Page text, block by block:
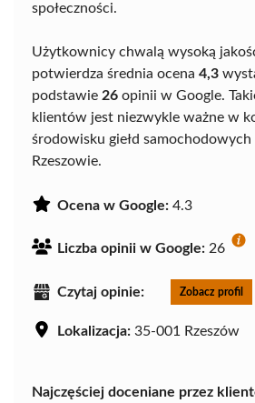
społeczności.
Użytkownicy chwalą wysoką
potwierdza średnia ocena 4,3
podstawie 26 opinii w Google.
klientów jest niezwykle ważne w
środowisku giełd samochodowych
Rzeszowie.
Ocena w Google: 4.3
Liczba opinii w Google: 26
Czytaj opinie: Zobacz profil
Lokalizacja: 35-001 Rzeszów
Najczęściej doceniane przez